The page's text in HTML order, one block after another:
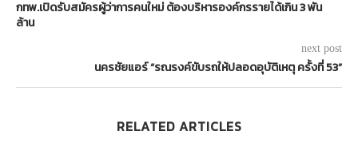
กทพ.เปิดรับสมัครผู้ว่าการคนใหม่ ต้องบริหารองค์กรรายได้เกิน 3 พัน
ล้าน
next post
นครชัยแอร์ “รณรงค์ขับรถให้ปลอดอุบัติเหตุ ครั้งที่ 53”
RELATED ARTICLES